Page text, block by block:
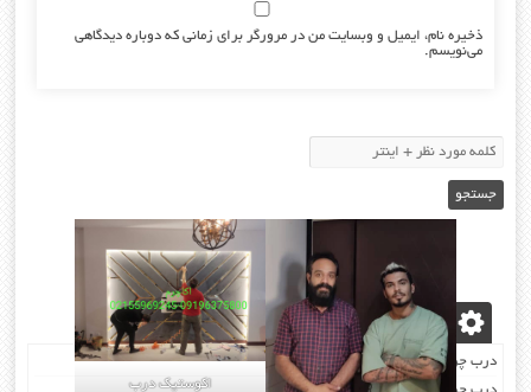
ذخیره نام، ایمیل و وبسایت من در مرورگر برای زمانی که دوباره دیدگاهی
می‌نویسم.
اکوستیک درب
نوشته‌های تازه
درب چرمی/اکوستیک درب